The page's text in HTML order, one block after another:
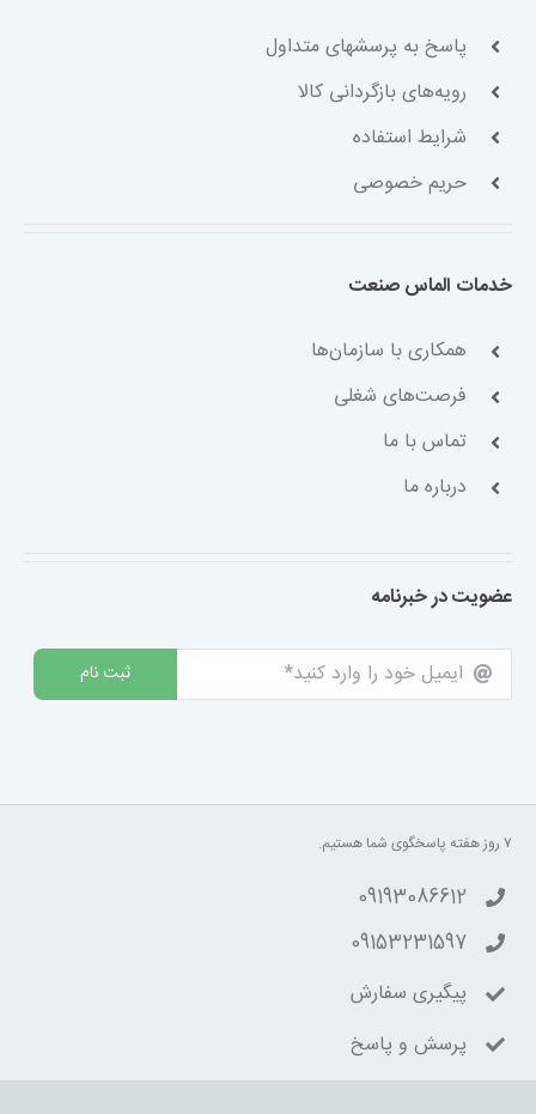
پاسخ به پرسشهای متداول
رویه‌های بازگردانی کالا
شرایط استفاده
حریم خصوصی
خدمات الماس صنعت
همکاری با سازمان‌ها
فرصت‌های شغلی
تماس با ما
درباره ما
عضویت در خبرنامه
ثبت نام
۷ روز هفته پاسخگوی شما هستیم.
09193086612
09153231597
پیگیری سفارش
پرسش و پاسخ